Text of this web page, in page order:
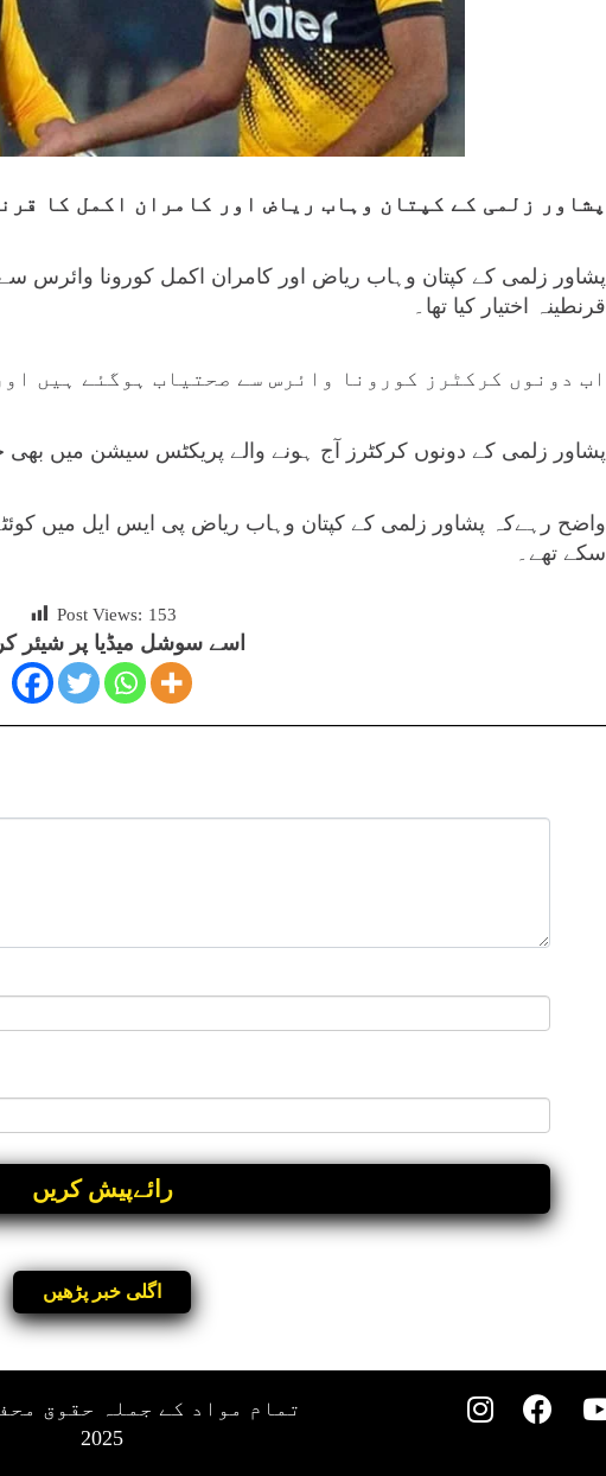
پشاور زلمی کے کپتان وہاب ریاض اور کامران اکمل کا
پشاور زلمی کے کپتان وہاب ریاض اور کامران اکمل کورونا وائرس
قرنطینہ اختیار کیا تھا۔
اب دونوں کرکٹرز کورونا وائرس سے صحتیاب ہوگئے ہیں
پشاور زلمی کے دونوں کرکٹرز آج ہونے والے پریکٹس سیشن میں
واضح رہےکہ پشاور زلمی کے کپتان وہاب ریاض پی ایس ایل میں
سکے تھے۔
Post Views: 153
اسے سوشل میڈیا پر شیئر
اگلی خبر پڑھیں
تمام مواد کے جملہ حقوق
2025